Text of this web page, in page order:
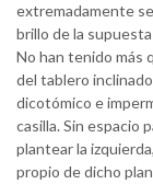
extremadamente
brillo de la
No han tenido más
del tablero
dicotómico e
casilla. Sin espacio
plantear la
propio de dicho